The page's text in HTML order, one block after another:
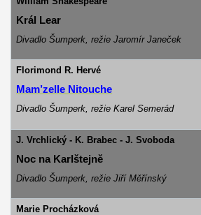
Král Lear
Divadlo Šumperk, režie Jaromír Janeček
Florimond R. Hervé
Mam’zelle Nitouche
Divadlo Šumperk, režie Karel Semerád
J. Vrchlický - K. Brabec - J. Svoboda
Noc na Karlštejně
Divadlo Šumperk, režie Jiří Měřínský
Marie Procházková